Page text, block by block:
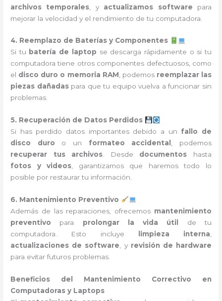
archivos temporales , y actualizamos software para
mejorar la velocidad y el rendimiento de tu computadora.
4. Reemplazo de Baterías y Componentes
Si tu batería de laptop se descarga rápidamente o si tu
computadora tiene otros componentes defectuosos, como
el disco duro o memoria RAM, podemos reemplazar las
piezas dañadaspara que tu equipo vuelva a funcionar sin
problemas.
5. Recuperación de Datos Perdidos
Si has perdido datos importantes debido a un fallo de
disco duro o un formateo accidental , podemos
recuperar tus archivos. Desde documentos hasta
fotos y videos, garantizamos que haremos todo lo
posible por restaurar tu información.
6. Mantenimiento Preventivo
Además de las reparaciones, ofrecemos mantenimiento
preventivo para prolongar la vida útil
de tu
computadora. Esto incluye
limpieza interna
actualizaciones de software , y revisión de hardware
para evitar futuros problemas.
Beneficios del Mantenimiento Correctivo en
Computadoras y Laptops